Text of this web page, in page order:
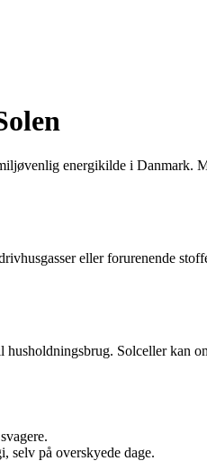
energikilde i
eller forurenende
Solceller
selv på overskyede dage.